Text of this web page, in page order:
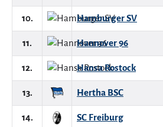
10. Hamburger SV
11. Hannover 96
12. Hansa Rostock
13. Hertha BSC
14. SC Freiburg